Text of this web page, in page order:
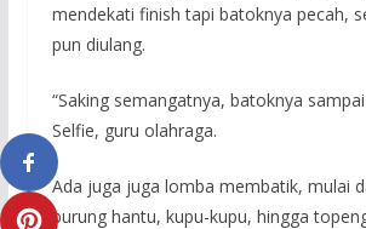
mendekati finish tapi batoknya pecah,
pun diulang.
“Saking semangatnya, batoknya
Selfie, guru olahraga.
Ada juga juga lomba membatik, mulai
burung hantu, kupu-kupu, hingga